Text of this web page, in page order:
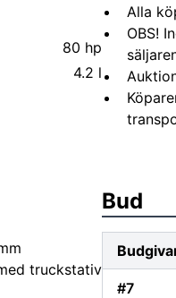
80 hp
4.2 l
truckstativ
Alla
OBS!
Bud
#7